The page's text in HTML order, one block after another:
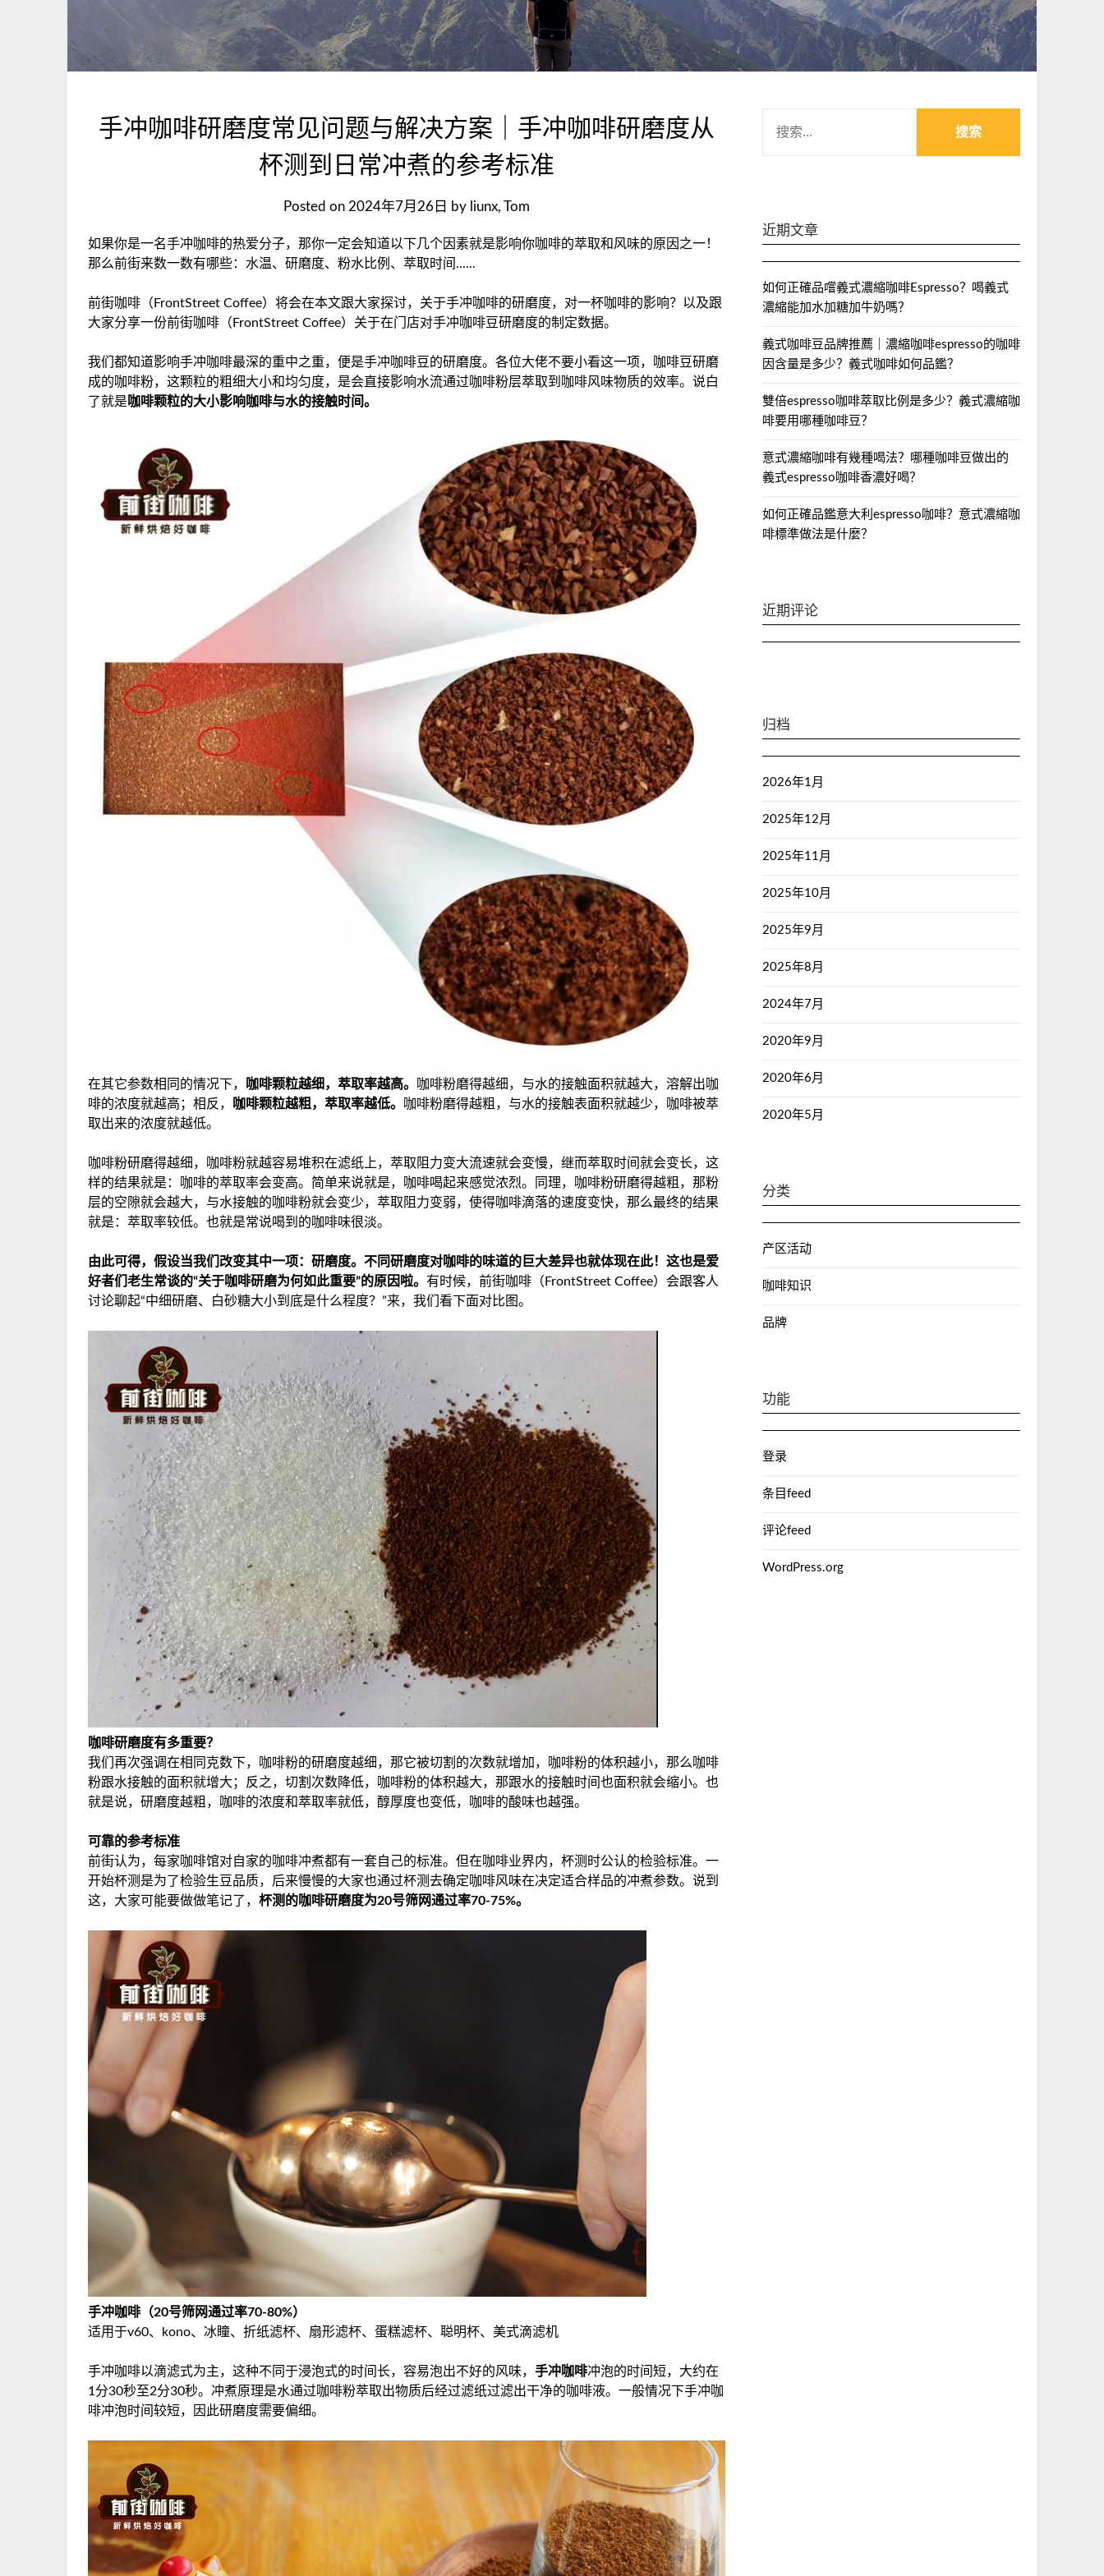
手冲咖啡研磨度常见问题与解决方案｜手冲咖啡研磨度从
杯测到日常冲煮的参考标准
Posted on 2024年7月26日 by liunx, Tom
如果你是一名手冲咖啡的热爱分子，那你一定会知道以下几个因素就是影响你咖啡的萃取和风味的原因之一！
那么前街来数一数有哪些：水温、研磨度、粉水比例、萃取时间......
前街咖啡（FrontStreet Coffee）将会在本文跟大家探讨，关于手冲咖啡的研磨度，对一杯咖啡的影响？以及跟
大家分享一份前街咖啡（FrontStreet Coffee）关于在门店对手冲咖啡豆研磨度的制定数据。
我们都知道影响手冲咖啡最深的重中之重，便是手冲咖啡豆的研磨度。各位大佬不要小看这一项，咖啡豆研磨
成的咖啡粉，这颗粒的粗细大小和均匀度，是会直接影响水流通过咖啡粉层萃取到咖啡风味物质的效率。说白
了就是咖啡颗粒的大小影响咖啡与水的接触时间 。
在其它参数相同的情况下， 咖啡颗粒越细 ， 萃取率越高。 咖啡粉磨得越细，与水的接触面积就越大，溶解出咖
啡的浓度就越高；相反， 咖啡颗粒越粗， 萃取率越低。 咖啡粉磨得越粗，与水的接触表面积就越少，咖啡被萃
取出来的浓度就越低。
咖啡粉研磨得越细，咖啡粉就越容易堆积在滤纸上，萃取阻力变大流速就会变慢，继而萃取时间就会变长，这
样的结果就是：咖啡的萃取率会变高。简单来说就是，咖啡喝起来感觉浓烈。同理，咖啡粉研磨得越粗，那粉
层的空隙就会越大，与水接触的咖啡粉就会变少，萃取阻力变弱，使得咖啡滴落的速度变快，那么最终的结果
就是：萃取率较低。也就是常说喝到的咖啡味很淡。
由此可得，假设当我们改变其中一项：研磨度。不同研磨度对咖啡的味道的巨大差异也就体现在此！这也是爱
好者们老生常谈的“关于咖啡研磨为何如此重要”的原因啦。 有时候，前街咖啡（FrontStreet Coffee）会跟客人
讨论聊起“中细研磨、白砂糖大小到底是什么程度？”来，我们看下面对比图。
咖啡研磨度有多重要？
我们再次强调在相同克数下，咖啡粉的研磨度越细，那它被切割的次数就增加，咖啡粉的体积越小，那么咖啡
粉跟水接触的面积就增大；反之，切割次数降低，咖啡粉的体积越大，那跟水的接触时间也面积就会缩小。也
就是说，研磨度越粗，咖啡的浓度和萃取率就低，醇厚度也变低，咖啡的酸味也越强。
可靠的参考标准
前街认为，每家咖啡馆对自家的咖啡冲煮都有一套自己的标准。但在咖啡业界内，杯测时公认的检验标准。一
开始杯测是为了检验生豆品质，后来慢慢的大家也通过杯测去确定咖啡风味在决定适合样品的冲煮参数。说到
这，大家可能要做做笔记了， 杯测的咖啡研磨度为20号筛网通过率70-75%。
手冲咖啡（20号筛网通过率70-80%）
适用于v60、kono、冰瞳、折纸滤杯、扇形滤杯、蛋糕滤杯、聪明杯、美式滴滤机
手冲咖啡以滴滤式为主，这种不同于浸泡式的时间长，容易泡出不好的风味， 手冲咖啡冲泡的时间短，大约在
1分30秒至2分30秒。冲煮原理是水通过咖啡粉萃取出物质后经过滤纸过滤出干净的咖啡液。一般情况下手冲咖
啡冲泡时间较短，因此研磨度需要偏细。
索：
近期文章
如何正確品嚐義式濃縮咖啡Espresso？喝義式
濃縮能加水加糖加牛奶嗎？
義式咖啡豆品牌推薦｜濃縮咖啡espresso的咖啡
因含量是多少？義式咖啡如何品鑑？
雙倍espresso咖啡萃取比例是多少？義式濃縮咖
啡要用哪種咖啡豆？
意式濃縮咖啡有幾種喝法？哪種咖啡豆做出的
義式espresso咖啡香濃好喝？
如何正確品鑑意大利espresso咖啡？意式濃縮咖
啡標準做法是什麼？
近期评论
归档
2026年1月
2025年12月
2025年11月
2025年10月
2025年9月
2025年8月
2024年7月
2020年9月
2020年6月
2020年5月
分类
产区活动
咖啡知识
品牌
功能
登录
条目feed
评论feed
WordPress.org